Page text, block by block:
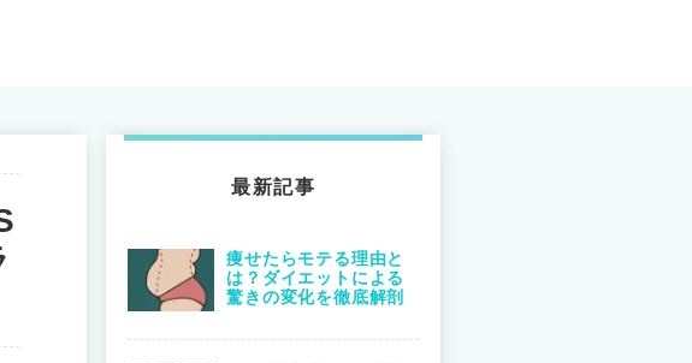
最新記事
痩せたらモテる理由と
は？ダイエットによる
驚きの変化を徹底解剖